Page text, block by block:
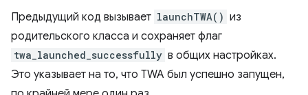
Предыдущий код вызывает launchTWA() из
родительского класса и сохраняет флаг
twa_launched_successfully в общих настройках.
Это указывает на то, что TWA был успешно запущен,